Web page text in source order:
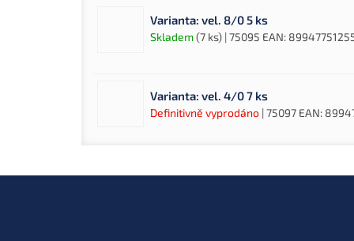
Varianta: vel. 8/0 5 ks
Skladem(7 ks) | 75095 EAN:
Varianta: vel. 4/0 7 ks
Definitivně vyprodáno | 75097 EAN: